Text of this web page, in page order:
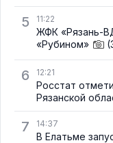
5 11:22
ЖФК «Рязань-
«Рубином»
6 12:21
Росстат
Рязанской
7 14:37
В Елатьме